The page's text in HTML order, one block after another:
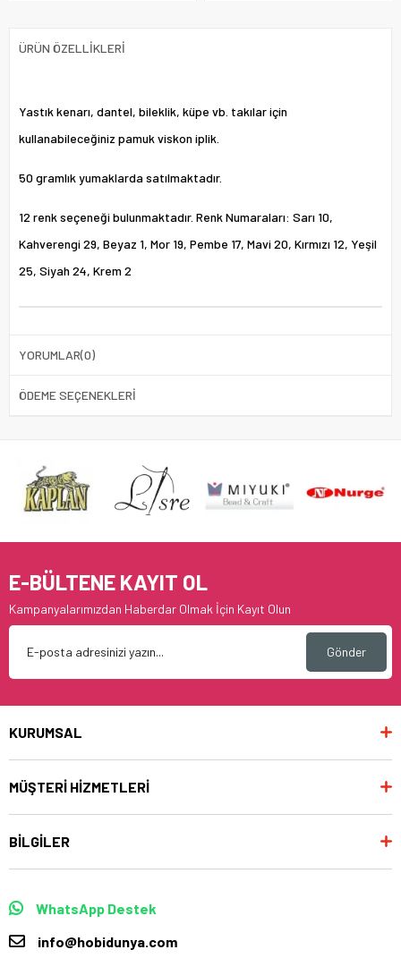
ÜRÜN ÖZELLIKLERI
Yastık kenarı, dantel, bileklik, küpe vb. takılar için
kullanabileceğiniz pamuk viskon iplik.
50 gramlık yumaklarda satılmaktadır.
12 renk seçeneği bulunmaktadır. Renk Numaraları: Sarı 10,
Kahverengi 29, Beyaz 1, Mor 19, Pembe 17, Mavi 20, Kırmızı 12, Yeşil
25, Siyah 24, Krem 2
YORUMLAR(0)
ÖDEME SEÇENEKLERI
E-BÜLTENE KAYIT OL
Kampanyalarımızdan Haberdar Olmak İçin Kayıt Olun
Gönder
KURUMSAL
MÜŞTERİ HİZMETLERİ
BİLGİLER
WhatsApp Destek
info@hobidunya.com